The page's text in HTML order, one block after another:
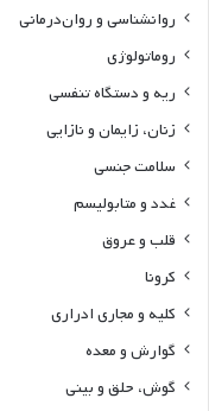
روانشناسی و روان‌درمانی
روماتولوژی
ریه و دستگاه تنفسی
زنان، زایمان و نازایی
سلامت جنسی
غدد و متابولیسم
قلب و عروق
کرونا
کلیه و مجاری ادراری
گوارش و معده
گوش، حلق و بینی